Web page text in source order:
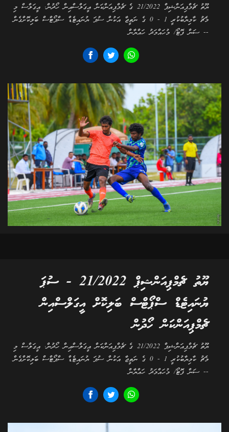
ޔޫތު ޗެމްޕިއަންޝިޕް 21/2022 ގެ ޗެމްޕިއަންކަން އީގަލްސްއިން ހޯދުން. އީގަލްސް މި
މެޗު ކާމިޔާބުކުރީ 1 - 0 ގެ ނަތީޖާ އަކުން ސުޕަ ޔުނައިޓެޑް ސްޕޯޓްސް ބަލިކޮށްގެން
-- ސަން ފޮޓޯ/ މުހައްމަދު ހައްޔާން
ޔޫތު ޗެމްޕިއަންޝިޕް 21/2022 - ސުޕަ
ޔުނައިޓެޑް ސްޕޯޓްސް ބަލިކޮށް އީގަލްސްއިން
ޗެމްޕިއަންކަން ހޯދުން
ޔޫތު ޗެމްޕިއަންޝިޕް 21/2022 ގެ ޗެމްޕިއަންކަން އީގަލްސްއިން ހޯދުން. އީގަލްސް މި
މެޗު ކާމިޔާބުކުރީ 1 - 0 ގެ ނަތީޖާ އަކުން ސުޕަ ޔުނައިޓެޑް ސްޕޯޓްސް ބަލިކޮށްގެން
-- ސަން ފޮޓޯ/ މުހައްމަދު ހައްޔާން